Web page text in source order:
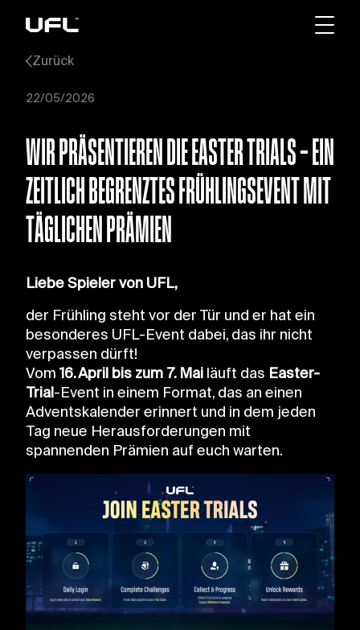
Zurück
22/05/2026
WIR PRÄSENTIEREN DIE EASTER TRIALS – EIN
ZEITLICH BEGRENZTES FRÜHLINGSEVENT MIT
TÄGLICHEN PRÄMIEN
Liebe Spieler von UFL,
der Frühling steht vor der Tür und er hat ein
besonderes UFL-Event dabei, das ihr nicht
verpassen dürft!
Vom16. April bis zum 7. Mailäuft das Easter-
Trial-Event in einem Format, das an einen
Adventskalender erinnert und in dem jeden
Tag neue Herausforderungen mit
spannenden Prämien auf euch warten.